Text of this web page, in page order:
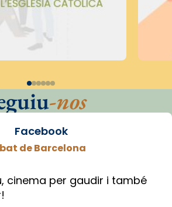
-nos
Facebook
de Barcelona
cinema per gaudir i també